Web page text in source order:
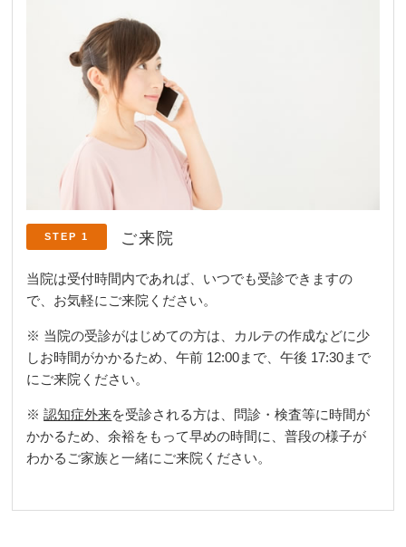
STEP 1 ご来院
当院は受付時間内であれば、いつでも受診できますの
で、お気軽にご来院ください。
※ 当院の受診がはじめての方は、カルテの作成などに少
しお時間がかかるため、午前 12:00まで、午後 17:30まで
にご来院ください。
※認知症外来を受診される方は、問診・検査等に時間が
かかるため、余裕をもって早めの時間に、普段の様子が
わかるご家族と一緒にご来院ください。